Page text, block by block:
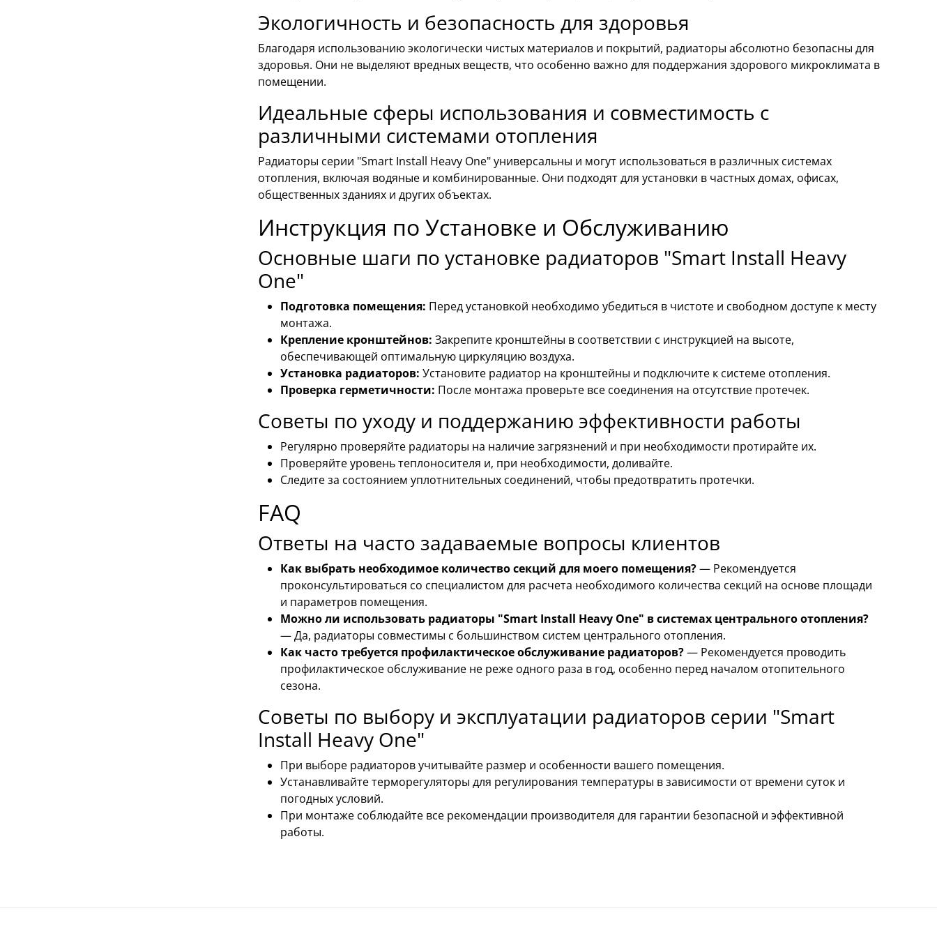
Экологичность и безопасность для здоровья
Благодаря использованию экологически чистых материалов и покрытий, радиаторы абсолютно безопасны для
здоровья. Они не выделяют вредных веществ, что особенно важно для поддержания здорового микроклимата в
помещении.
Идеальные сферы использования и совместимость с
различными системами отопления
Радиаторы серии "Smart Install Heavy One" универсальны и могут использоваться в различных системах
отопления, включая водяные и комбинированные. Они подходят для установки в частных домах, офисах,
общественных зданиях и других объектах.
Инструкция по Установке и Обслуживанию
Основные шаги по установке радиаторов "Smart Install Heavy
One"
Подготовка помещения: Перед установкой необходимо убедиться в чистоте и свободном доступе к месту
монтажа.
Крепление кронштейнов: Закрепите кронштейны в соответствии с инструкцией на высоте,
обеспечивающей оптимальную циркуляцию воздуха.
Установка радиаторов: Установите радиатор на кронштейны и подключите к системе отопления.
Проверка герметичности: После монтажа проверьте все соединения на отсутствие протечек.
Советы по уходу и поддержанию эффективности работы
Регулярно проверяйте радиаторы на наличие загрязнений и при необходимости протирайте их.
Проверяйте уровень теплоносителя и, при необходимости, доливайте.
Следите за состоянием уплотнительных соединений, чтобы предотвратить протечки.
FAQ
Ответы на часто задаваемые вопросы клиентов
Как выбрать необходимое количество секций для моего помещения?— Рекомендуется
проконсультироваться со специалистом для расчета необходимого количества секций на основе площади
и параметров помещения.
Можно ли использовать радиаторы "Smart Install Heavy One" в системах центрального отопления?
— Да, радиаторы совместимы с большинством систем центрального отопления.
Как часто требуется профилактическое обслуживание радиаторов?— Рекомендуется проводить
профилактическое обслуживание не реже одного раза в год, особенно перед началом отопительного
сезона.
Советы по выбору и эксплуатации радиаторов серии "Smart
Install Heavy One"
При выборе радиаторов учитывайте размер и особенности вашего помещения.
Устанавливайте терморегуляторы для регулирования температуры в зависимости от времени суток и
погодных условий.
При монтаже соблюдайте все рекомендации производителя для гарантии безопасной и эффективной
работы.